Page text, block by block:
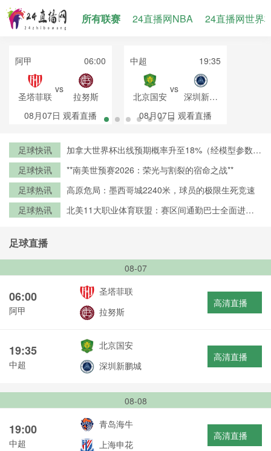
所有联赛 24直播网NBA 24直播网世界
阿甲 06:00
圣塔菲联
vs
拉努斯
08月07日 观看直播
中超 19:35
北京国安
vs
深圳新鹏
城
08月07日 观看直播
足球快讯
加拿大世界杯出线预期概率升至18%（经模型参数修
足球快讯
**南美世预赛2026：荣光与割裂的宿命之战**
足球热讯
高原危局：墨西哥城2240米，球员的极限生死竞速
足球热讯
北美11大职业体育联盟：赛区间通勤巴士全面进入
足球直播
08-07
06:00
阿甲
圣塔菲联
拉努斯
高清直播
19:35
中超
北京国安
深圳新鹏城
高清直播
08-08
19:00
中超
青岛海牛
上海申花
高清直播